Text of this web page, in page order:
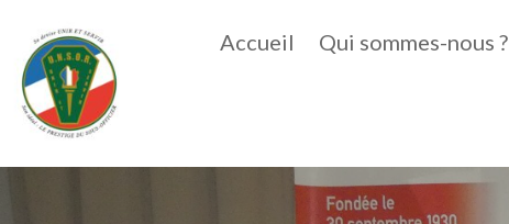
Accueil Qui sommes-nous ?